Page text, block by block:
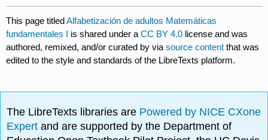
This page titledAlfabetización de adultos Matemáticas
fundamentales I is shared under aCC BY 4.0 license and was
authored, remixed, and/or curated byviasource content that was
edited to the style and standards of the LibreTexts platform.
The LibreTexts libraries are Powered by NICE CXone
Expertand are supported by the Department of